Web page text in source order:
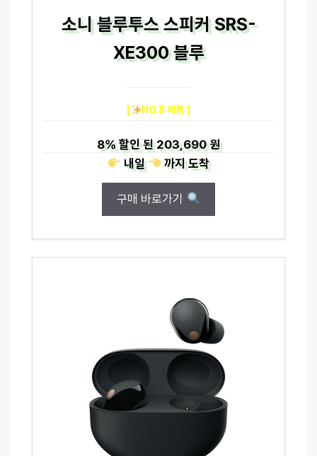
소니 블루투스 스피커 SRS-
XE300 블루
[ NO.8 제품 ]
8%할인 된203,690 원
내일
까지도착
구매 바로가기